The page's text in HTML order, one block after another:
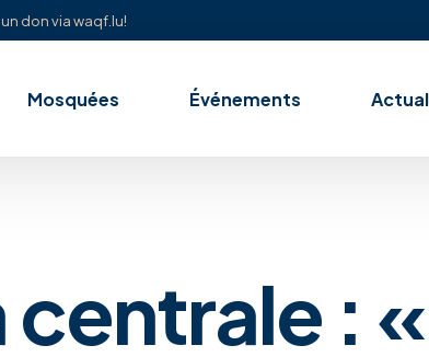
un don via waqf.lu!
Mosquées Événements
: